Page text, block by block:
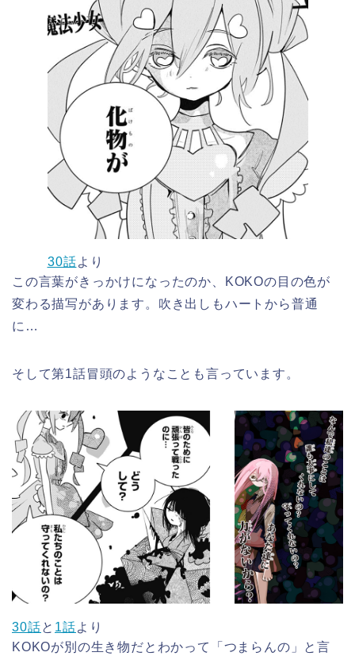
30話より
この言葉がきっかけになったのか、KOKOの目の色が
変わる描写があります。吹き出しもハートから普通
に…
そして第1話冒頭のようなことも言っています。
30話と 1話より
KOKOが別の生き物だとわかって「つまらんの」と言